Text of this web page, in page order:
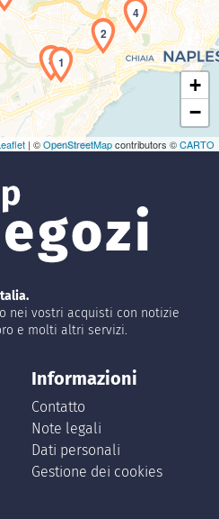
1
2
3
4
+
−
| ©OpenStreetMapcontributors ©CARTO
nei vostri acquisti con notizie
e molti altri servizi.
Informazioni
Contatto
Note legali
Dati personali
Gestione dei cookies